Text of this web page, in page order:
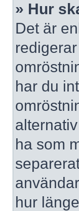
» Hur
Det är
har du
ha som
hur